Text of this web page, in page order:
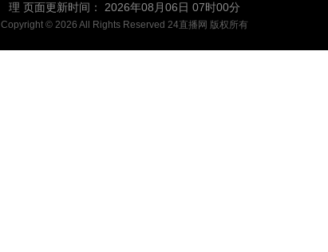
理 页面更新时间： 2026年08月06日 07时00分
Copyright © 2026 All Rights Reserved 24直播网 版权所有